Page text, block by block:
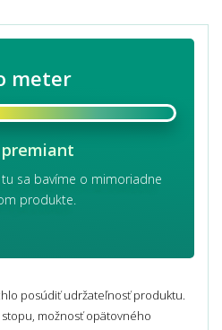
meter
premiant
sa bavíme o mimoriadne
produkte.
posúdiť udržateľnosť produktu.
možnosť opätovného